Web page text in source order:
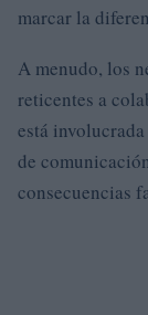
marcar la
A menudo, los
reticentes a
está
de
consecuencias